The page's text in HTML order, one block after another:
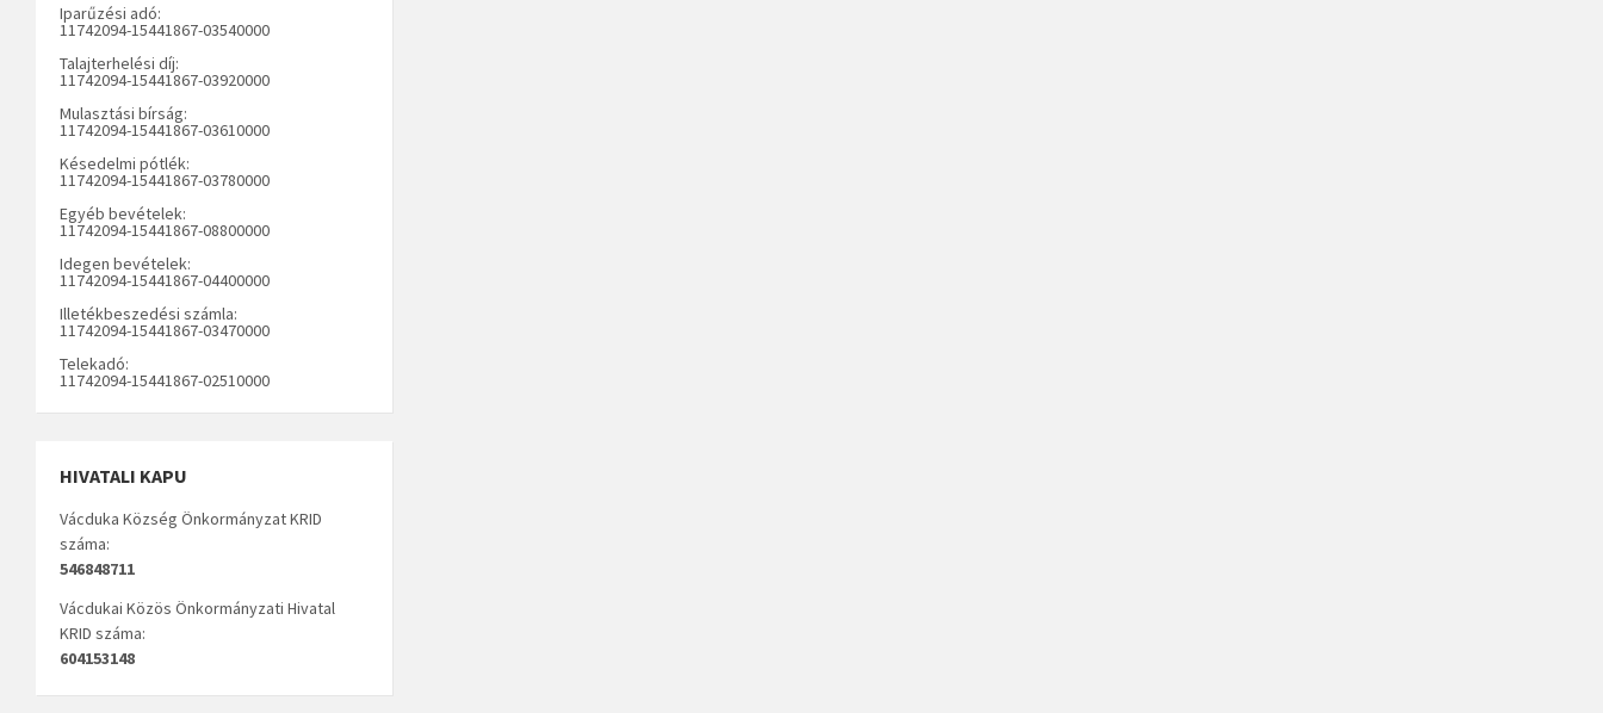
Iparűzési adó:
11742094-15441867-03540000
Talajterhelési díj:
11742094-15441867-03920000
Mulasztási bírság:
11742094-15441867-03610000
Késedelmi pótlék:
11742094-15441867-03780000
Egyéb bevételek:
11742094-15441867-08800000
Idegen bevételek:
11742094-15441867-04400000
Illetékbeszedési számla:
11742094-15441867-03470000
Telekadó:
11742094-15441867-02510000
HIVATALI KAPU
Vácduka Község Önkormányzat KRID
száma:
546848711
Vácdukai Közös Önkormányzati Hivatal
KRID száma:
604153148